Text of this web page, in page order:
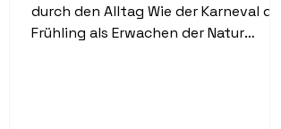
durch den Alltag Wie der Karneval den
Frühling als Erwachen der Natur